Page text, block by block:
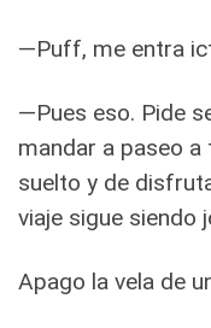
—Puff, me entra
—Pues eso. Pide
mandar a paseo
suelto y de
viaje sigue siendo
Apago la vela de